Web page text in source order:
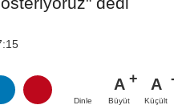
Dinle
A
Büyüt
A
Küçült